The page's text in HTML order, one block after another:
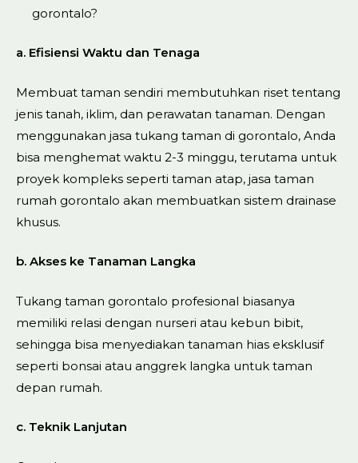
gorontalo?
a. Efisiensi Waktu dan Tenaga
Membuat taman sendiri membutuhkan riset tentang
jenis tanah, iklim, dan perawatan tanaman. Dengan
menggunakan jasa tukang taman di gorontalo, Anda
bisa menghemat waktu 2-3 minggu, terutama untuk
proyek kompleks seperti taman atap, jasa taman
rumah gorontalo akan membuatkan sistem drainase
khusus.
b. Akses ke Tanaman Langka
Tukang taman gorontalo profesional biasanya
memiliki relasi dengan nurseri atau kebun bibit,
sehingga bisa menyediakan tanaman hias eksklusif
seperti bonsai atau anggrek langka untuk taman
depan rumah.
c. Teknik Lanjutan